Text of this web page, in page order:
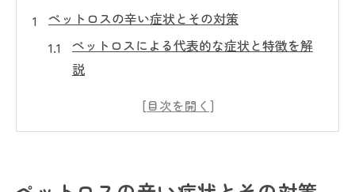
ペットロスの辛い症状とその対策
ペットロスによる代表的な症状と特徴を解
説
ペットロス症候群の自己チェック方法につ